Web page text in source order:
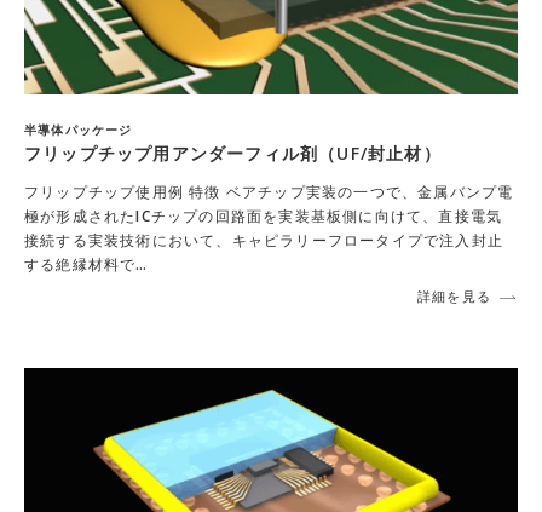
半導体パッケージ
フリップチップ用アンダーフィル剤（UF/封止材）
フリップチップ使用例 特徴 ベアチップ実装の一つで、金属バンプ電
極が形成されたICチップの回路面を実装基板側に向けて、直接電気
接続する実装技術において、キャピラリーフロータイプで注入封止
する絶縁材料で…
詳細を見る